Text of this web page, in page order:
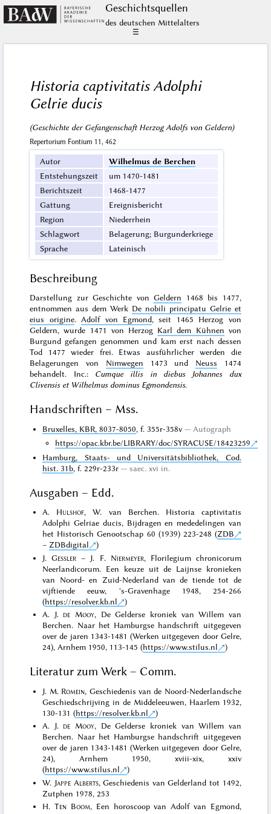
Geschichts­quellen
des deutschen Mittelalters
☰
Historia captivitatis Adolphi
Gelrie ducis
(Geschichte der Gefangenschaft Herzog Adolfs von Geldern)
Repertorium Fontium 11, 462
Autor
Wilhelmus de Berchen
Entstehungszeit
um 1470-1481
Berichtszeit
1468-1477
Gattung
Ereignisbericht
Region
Niederrhein
Schlagwort
Belagerung; Burgunderkriege
Sprache
Lateinisch
Beschreibung
Darstellung zur Geschichte vonGeldern 1468 bis 1477,
entnommen aus dem Werk De nobili principatu Gelrie et
eius origine.Adolf von Egmond, seit 1465 Herzog von
Geldern, wurde 1471 von Herzog Karl dem Kühnen von
Burgund gefangen genommen und kam erst nach dessen
Tod 1477 wieder frei. Etwas ausführlicher werden die
Belagerungen von Nimwegen 1473 und Neuss 1474
behandelt. Inc.: Cumque illis in diebus Johannes dux
Clivensis et Wilhelmus dominus Egmondensis.
Handschriften – Mss.
Bruxelles, KBR, 8037-8050, f. 355r-358v
Autograph
https://opac.kbr.be/LIBRARY/doc/SYRACUSE/18423259
Hamburg, Staats- und Universitätsbibliothek, Cod.
hist. 31b, f. 229r-233r saec. xvi in.
Ausgaben – Edd.
A. Hulshof, W. van Berchen. Historia captivitatis
Adolphi Gelriae ducis, Bijdragen en mededelingen van
het Historisch Genootschap 60 (1939) 223-248 (ZDB
–ZDBdigital
)
J.Gessler – J. F. Niermeyer, Florilegium chronicorum
Neerlandicorum. Een keuze uit de Laijnse kronieken
van Noord- en Zuid-Nederland van de tiende tot de
vijftiende eeuw, 's-Gravenhage 1948, 254-266
(https://resolver.kb.nl
)
A. J. de Mooy, De Gelderse kroniek van Willem van
Berchen. Naar het Hamburgse handschrift uitgegeven
over de jaren 1343-1481 (Werken uitgegeven door Gelre,
24), Arnhem 1950, 113-145 (https://www.stilus.nl )
Literatur zum Werk – Comm.
J. M. Romein, Geschiedenis van de Noord-Nederlandsche
Geschiedschrijving in de Middeleeuwen, Haarlem 1932,
130-131 (https://resolver.kb.nl
)
A. J. de Mooy, De Gelderse kroniek van Willem van
Berchen. Naar het Hamburgse handschrift uitgegeven
over de jaren 1343-1481 (Werken uitgegeven door Gelre,
24), Arnhem 1950, xviii-xix, xxiv
(https://www.stilus.nl
)
W. Jappe Alberts, Geschiedenis van Gelderland tot 1492,
Zutphen 1978, 253
H.Ten Boom, Een horoscoop van Adolf van Egmond,